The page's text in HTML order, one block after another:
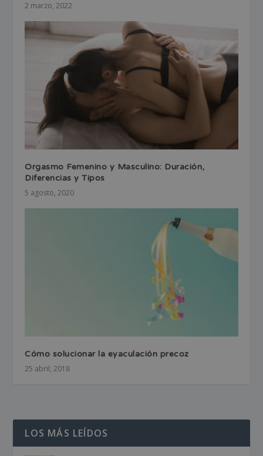
2 marzo, 2022
Orgasmo Femenino y Masculino: Duración,
Diferencias y Tipos
5 agosto, 2020
Cómo solucionar la eyaculación precoz
25 abril, 2018
LOS MÁS LEÍDOS